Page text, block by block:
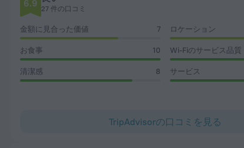
6.9 27 件の口コミ
金額に見合った価値 7 ロケーション
お食事 10 Wi-Fiのサービス品質
清潔感 8 サービス
TripAdvisorの口コミを見る